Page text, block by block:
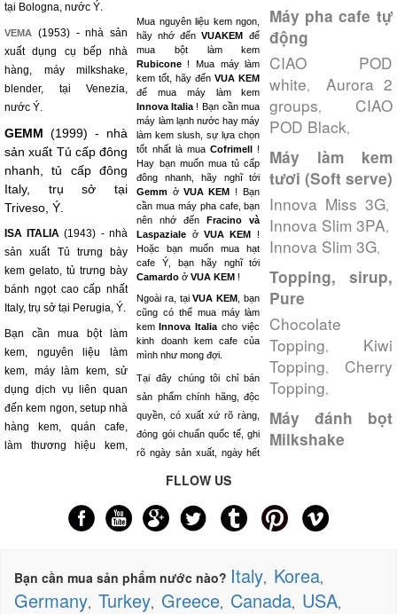
tại Bologna, nước Ý.
VEMA
(1953) - nhà sản
xuất dụng cụ bếp nhà
hàng, máy milkshake,
blender, tại Venezia,
nước Ý.
GEMM (1999) - nhà
sản xuất Tủ cấp đông
nhanh, tủ cấp đông
Italy, trụ sở tại
Triveso, Ý.
ISA ITALIA (1943) - nhà
sản xuất Tủ trưng bày
kem gelato, tủ trưng bày
bánh ngọt cao cấp nhất
Italy, trụ sở tại Perugia, Ý.
Bạn cần mua bột làm
kem, nguyên liệu làm
kem, máy làm kem, sử
dụng dịch vụ liên quan
đến kem ngon, setup nhà
hàng kem, quán cafe,
làm thương hiệu kem,
Mua nguyên liệu kem ngon,
hãy nhớ đếnVUAKEM để
mua bột làm kem
Rubicone ! Mua máy làm
kem tốt, hãy đếnVUA KEM
để mua máy làm kem
Innova Italia ! Bạn cần mua
máy làm lạnh nước hay máy
làm kem slush, sự lựa chọn
tốt nhất là muaCofrimell !
Hay bạn muốn mua tủ cấp
đông nhanh, hãy nghĩ tới
Gemm ởVUA KEM ! Bạn
cần mua máy pha cafe, bạn
nên nhớ đếnFracino và
Laspaziale ởVUA KEM !
Hoặc bạn muốn mua hạt
cafe Ý, bạn hãy nghĩ tới
Camardo ởVUA KEM !
Ngoài ra, tạiVUA KEM , bạn
cũng có thể mua máy làm
kemInnova Italia cho việc
kinh doanh kem cafe của
mình như mong đợi.
Tại đây chúng tôi chỉ bán
sản phẩm chính hãng, độc
quyền, có xuất xứ rõ ràng,
đóng gói chuẩn quốc tế, ghi
rõ ngày sản xuất, ngày hết
Máy pha cafe tự
động
CIAO POD
white, Aurora 2
groups, CIAO
POD Black,
Máy làm kem
tươi (Soft serve)
Innova Miss 3G,
Innova Slim 3PA,
Innova Slim 3G,
Topping, sirup,
Pure
Chocolate
Topping, Kiwi
Topping, Cherry
Topping,
Máy đánh bọt
Milkshake
FLLOW US
Bạn cần mua sản phẩm nước nào? Italy, Korea,
Germany, Turkey, Greece, Canada, USA,